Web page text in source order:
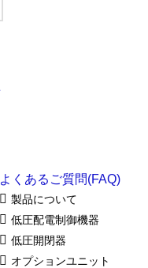
よくあるご質問(FAQ)
製品について
低圧配電制御機器
低圧開閉器
オプションユニット